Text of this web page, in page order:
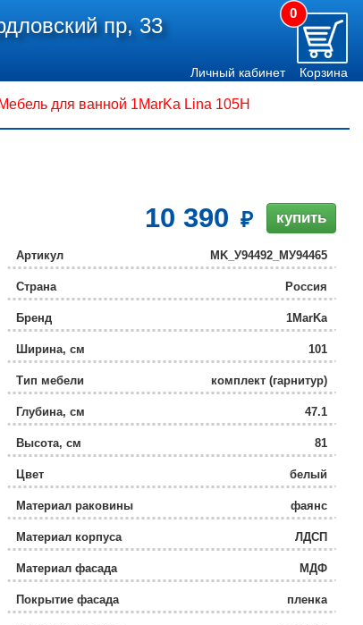
пр, 33
0
Личный кабинет Корзина
Мебель для ванной 1MarKa Lina 105Н
10 390 купить
Артикул MK_У94492_МУ94465
Страна Россия
Бренд 1MarKa
Ширина, см 101
Тип мебели комплект (гарнитур)
Глубина, см 47.1
Высота, см 81
Цвет белый
Материал раковины фаянс
Материал корпуса ЛДСП
Материал фасада МДФ
Покрытие фасада пленка